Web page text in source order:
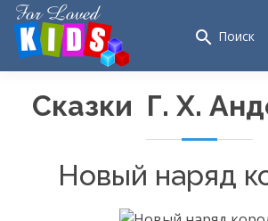
search Поиск
Сказки Г. Х.
Новый наряд